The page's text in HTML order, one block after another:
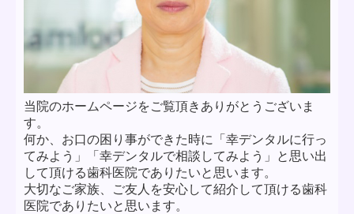
当院のホームページをご覧頂きありがとうございま
す。
何か、お口の困り事ができた時に「幸デンタルに行っ
てみよう」「幸デンタルで相談してみよう」と思い出
して頂ける歯科医院でありたいと思います。
大切なご家族、ご友人を安心して紹介して頂ける歯科
医院でありたいと思います。